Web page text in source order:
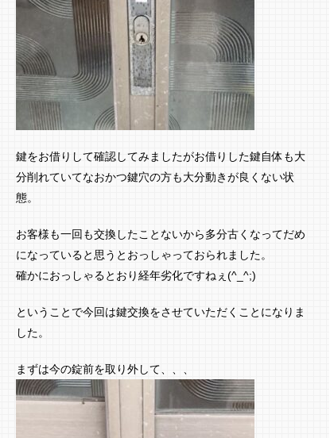
鍵をお借りして確認してみましたがお借りした鍵自体も大
分削れていてなおかつ鍵穴の方も大分動きが良くない状
態。
お客様も一回も交換したことないから多分古くなってだめ
になっていると思うとおっしゃっておられました。
確かにおっしゃるとおり経年劣化ですねぇ(^_^;)
ということで今回は鍵交換をさせていただくことになりま
した。
まずは今の錠前を取り外して、、、